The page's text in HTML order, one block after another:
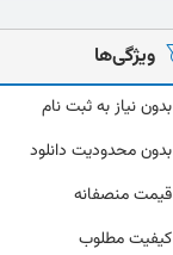
ویژگی‌ها
بدون نیاز به ثبت نام
بدون محدودیت دانلود
قیمت منصفانه
کیفیت مطلوب